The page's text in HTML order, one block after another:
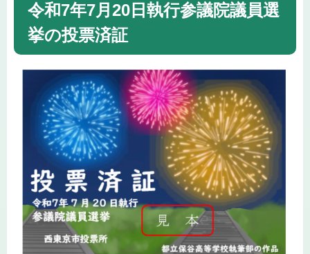
令和7年7月20日執行参議院議員選
挙の投票済証